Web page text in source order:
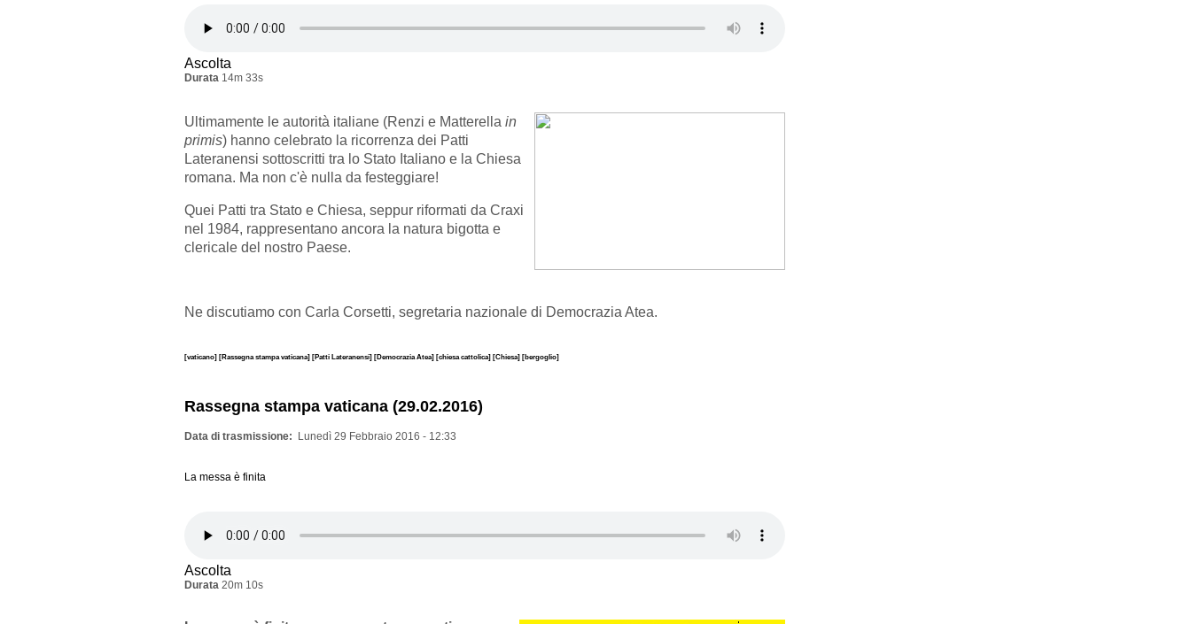
Ascolta
Durata 14m 33s
Ultimamente le autorità italiane (Renzi e Matterella in
primis) hanno celebrato la ricorrenza dei Patti
Lateranensi sottoscritti tra lo Stato Italiano e la Chiesa
romana. Ma non c'è nulla da festeggiare!
Quei Patti tra Stato e Chiesa, seppur riformati da Craxi
nel 1984, rappresentano ancora la natura bigotta e
clericale del nostro Paese.
Ne discutiamo con Carla Corsetti, segretaria nazionale di Democrazia Atea.
[vaticano] [Rassegna stampa vaticana] [Patti Lateranensi] [Democrazia Atea] [chiesa cattolica] [Chiesa] [bergoglio]
Rassegna stampa vaticana (29.02.2016)
Data di trasmissione Lunedì 29 Febbraio 2016 - 12:33
La messa è finita
Ascolta
Durata 20m 10s